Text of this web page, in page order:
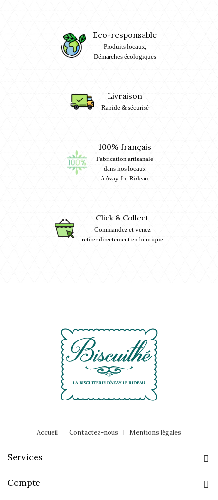
Eco-responsable
Produits locaux,
Démarches écologiques
Livraison
Rapide & sécurisé
100% français
Fabrication artisanale
dans nos locaux
à Azay-Le-Rideau
Click & Collect
Commandez et venez
retirer directement en boutique
Services
Accueil Contactez-nous Mentions légales
Compte